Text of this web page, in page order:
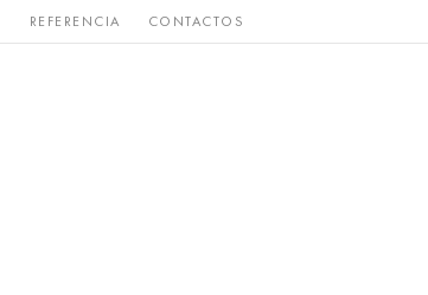
REFERENCIA CONTACTOS
Raro y Bronce, cobre,